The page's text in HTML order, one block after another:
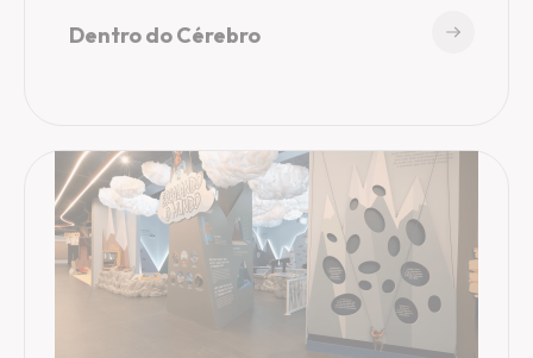
Dentro do Cérebro